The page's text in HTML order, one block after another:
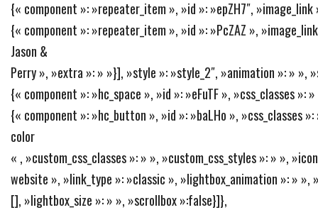
{« component »: »repeater_item », »id »: »epZH7″,
{« component »: »repeater_item », »id »: »PcZAZ »,
Jason &
Perry », »extra »: » »}], »style »: »style_2″, »animation »: » »,
{« component »: »hc_space », »id »: »eFuTF », »css_classes
{« component »: »hc_button », »id »: »baLHo », »css_classes
color
« , »custom_css_classes »: » », »custom_css_styles »: » »,
website », »link_type »: »classic », »lightbox_animation »: »
[], »lightbox_size »: » », »scrollbox »:false}]},